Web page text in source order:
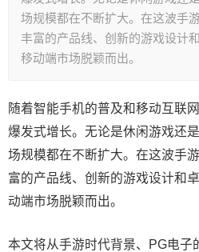
场规模都在不断扩大。在这波手
丰富的产品线、创新的游戏设计
移动端市场脱颖而出。
随着智能手机的普及和移动互联
爆发式增长。无论是休闲游戏还
场规模都在不断扩大。在这波手
富的产品线、创新的游戏设计和
动端市场脱颖而出。
本文将从手游时代背景、PG电子